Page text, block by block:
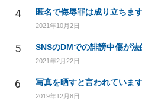
4 匿名で侮辱罪は成り立ちま
2021年10月2日
5 SNSのDMでの誹謗中傷が
2021年2月22日
6 写真を晒すと言われています
2019年12月8日